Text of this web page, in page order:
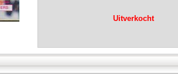
Uitverkocht